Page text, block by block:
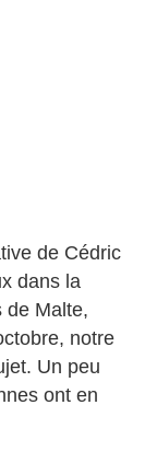
de Cédric
dans la
de Malte,
notre
Un peu
ont en